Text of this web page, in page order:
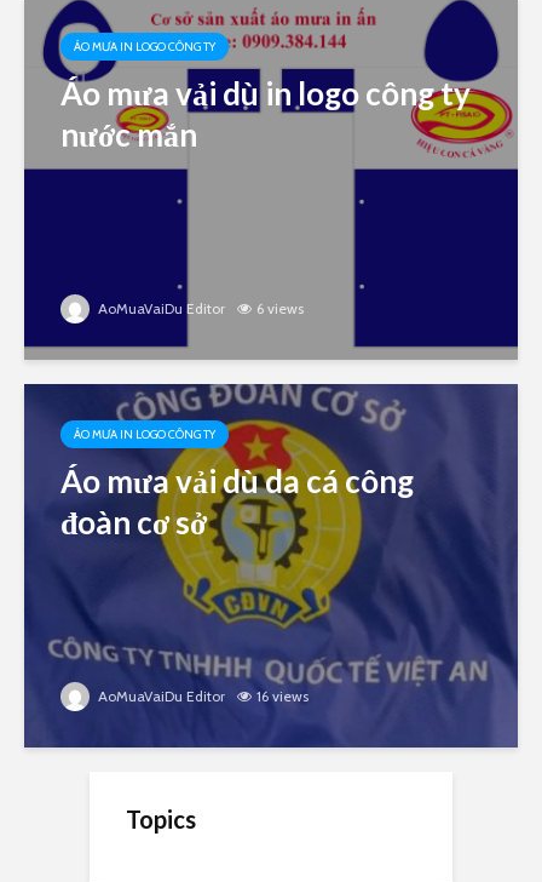
ÁO MƯA IN LOGO CÔNG TY
Áo mưa vải dù in logo công ty
nước mắn
AoMuaVaiDu Editor 6 views
ÁO MƯA IN LOGO CÔNG TY
Áo mưa vải dù da cá công
đoàn cơ sở
AoMuaVaiDu Editor 16 views
Topics